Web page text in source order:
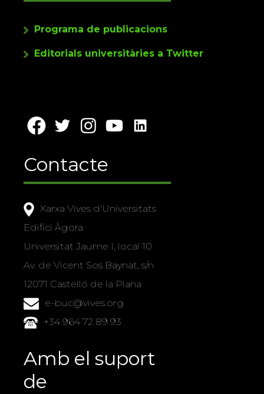
Programa de publicacions
Editorials universitàries a Twitter
Contacte
Xarxa Vives d'Universitats
Edifici Àgora
Universitat Jaume I, local 10
Av. de Vicent Sos Baynat, s/n
12071 Castelló de la Plana
e-buc@vives.org
+34 964 72 89 93
Amb el suport
de